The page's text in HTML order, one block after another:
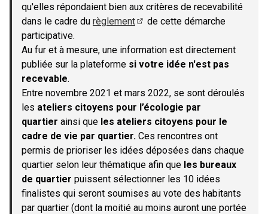
qu'elles répondaient bien aux critères de recevabilité
dans le cadre du règlement
de cette démarche
participative.
Au fur et à mesure, une information est directement
publiée sur la plateforme si votre idée n'est pas
recevable.
Entre novembre 2021 et mars 2022, se sont déroulés
les ateliers citoyens pour l’écologie par
quartier ainsi que les ateliers citoyens pour le
cadre de vie par quartier. Ces rencontres ont
permis de prioriser les idées déposées dans chaque
quartier selon leur thématique afin que les bureaux
de quartier puissent sélectionner les 10 idées
finalistes qui seront soumises au vote des habitants
par quartier (dont la moitié au moins auront une portée